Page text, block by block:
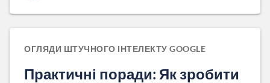
ОГЛЯДИ ШТУЧНОГО ІНТЕЛЕКТУ GOOGLE
Практичні поради: Як зробити